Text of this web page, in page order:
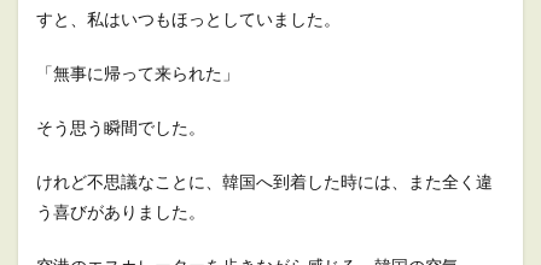
すと、私はいつもほっとしていました。
「無事に帰って来られた」
そう思う瞬間でした。
けれど不思議なことに、韓国へ到着した時には、また全く違
う喜びがありました。